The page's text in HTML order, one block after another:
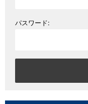
パスワード: